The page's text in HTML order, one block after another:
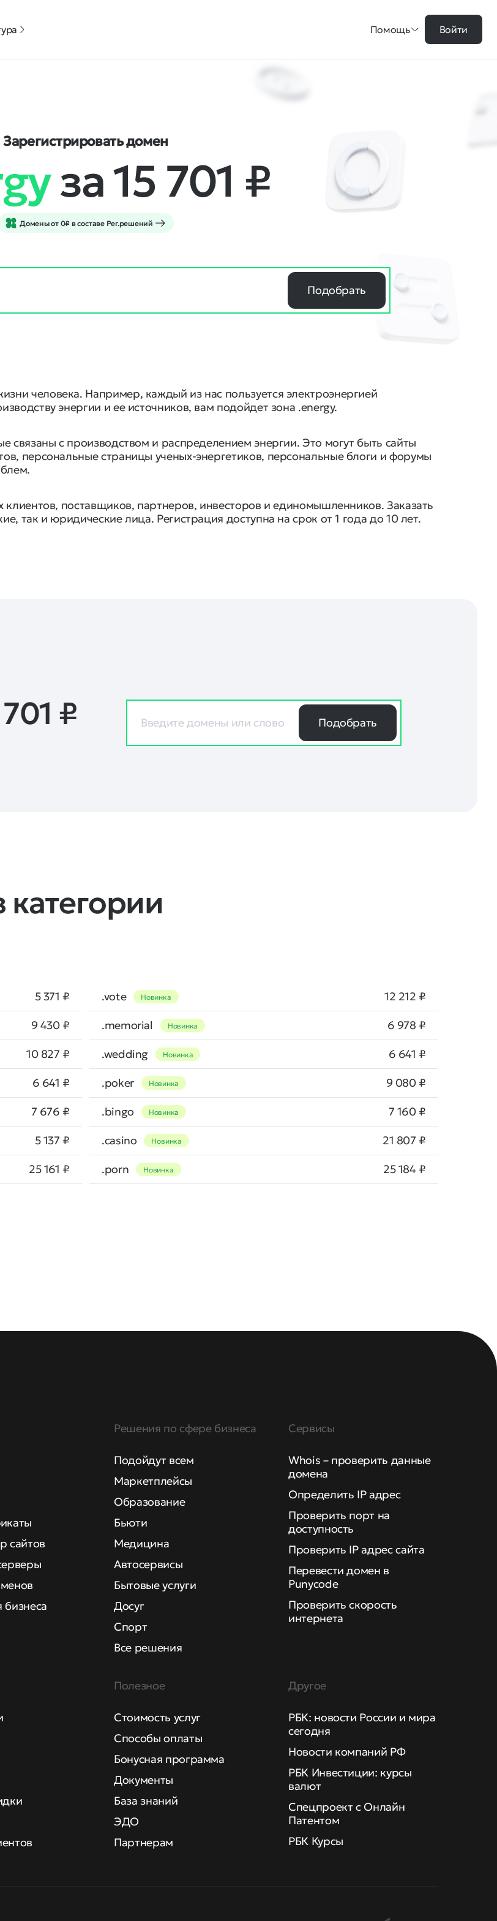
Помощь Войти
Зарегистрировать домен
за 15 701 ₽
Домены от 0₽ в составе Рег.решений
Подобрать
человека. Например, каждый из нас пользуется электроэнергией
энергии и ее источников, вам подойдет зона .energy.
связаны с производством и распределением энергии. Это могут быть сайты
персональные страницы ученых-энергетиков, персональные блоги и форумы
поставщиков, партнеров, инвесторов и единомышленников. Заказать
так и юридические лица. Регистрация доступна на срок от 1 года до 10 лет.
₽ Подобрать
5 371 ₽ .vote Новинка 12 212 ₽
9 430 ₽ .memorial Новинка 6 978 ₽
10 827 ₽ .wedding Новинка 6 641 ₽
6 641 ₽ .poker Новинка 9 080 ₽
7 676 ₽ .bingo Новинка 7 160 ₽
5 137 ₽ .casino Новинка 21 807 ₽
25 161 ₽ .porn Новинка 25 184 ₽
сайтов
Решения по сфере бизнеса
Подойдут всем
Маркетплейсы
Образование
Бьюти
Медицина
Автосервисы
Бытовые услуги
Досуг
Спорт
Все решения
Сервисы
Whois – проверить данные
домена
Определить IP адрес
Проверить порт на
доступность
Проверить IP адрес сайта
Перевести домен в
Punycode
Проверить скорость
интернета
Полезное
Стоимость услуг
Способы оплаты
Бонусная программа
Документы
База знаний
ЭДО
Партнерам
Другое
РБК: новости России и мира
сегодня
Новости компаний РФ
РБК Инвестиции: курсы
валют
Спецпроект с Онлайн
Патентом
РБК Курсы